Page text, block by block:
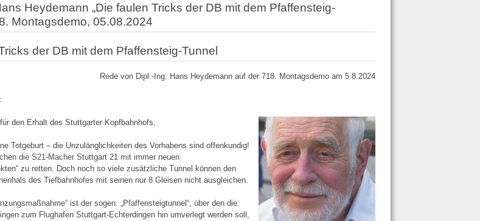
Heydemann „Die faulen Tricks der DB mit dem Pfaffensteig-
Montagsdemo, 05.08.2024
der DB mit dem Pfaffensteig-Tunnel
Rede von Dipl.-Ing. Hans Heydemann auf der 718. Montagsdemo am 5.8.2024
den Erhalt des Stuttgarter Kopfbahnhofs,
Totgeburt – die Unzulänglichkeiten des Vorhabens sind offenkundig!
die S21-Macher Stuttgart 21 mit immer neuen
zu retten. Doch noch so viele zusätzliche Tunnel können den
des Tiefbahnhofes mit seinen nur 8 Gleisen nicht ausgleichen.
ist der sogen. „Pfaffensteigtunnel“, über den die
zum Flughafen Stuttgart-Echterdingen hin umverlegt werden soll,